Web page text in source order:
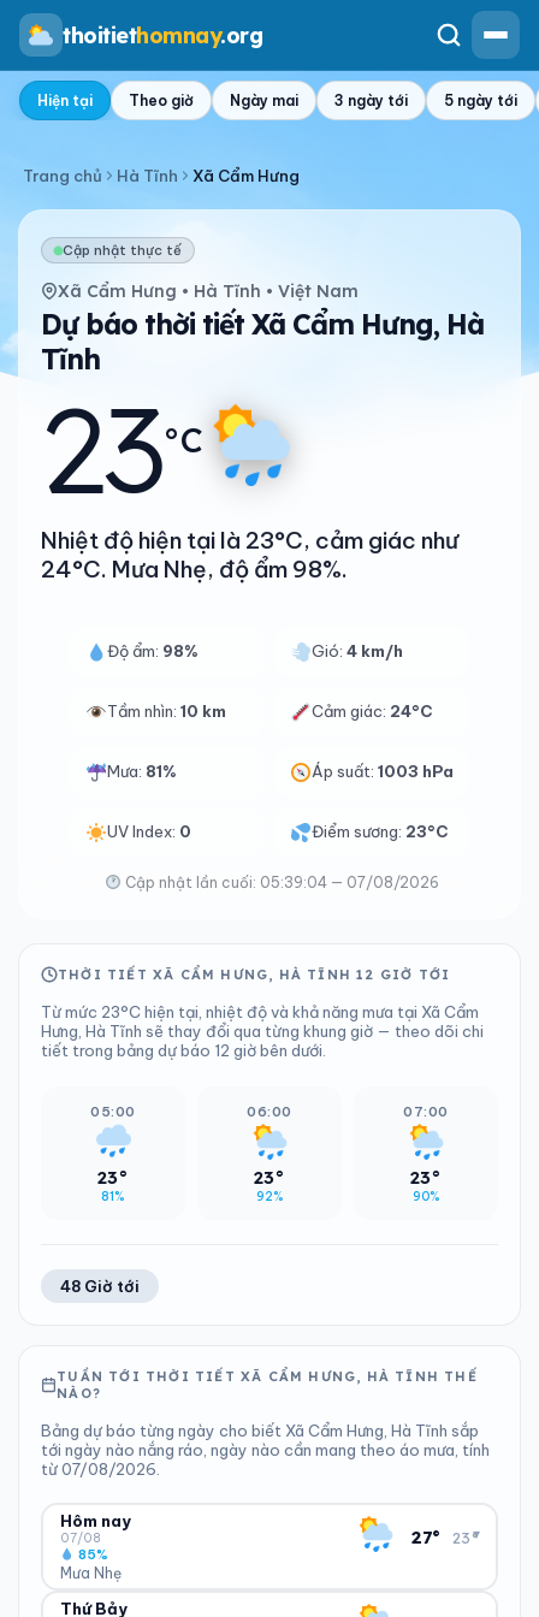
thoitiethomnay.org
Hiện tại Theo giờ Ngày mai 3 ngày tới 5 ngày tới
Trang chủ Hà Tĩnh Xã Cẩm Hưng
Cập nhật thực tế
Xã Cẩm Hưng • Hà Tĩnh • Việt Nam
Dự báo thời tiết Xã Cẩm Hưng, Hà
Tĩnh
23°C
Nhiệt độ hiện tại là 23°C, cảm giác như
24°C. Mưa Nhẹ, độ ẩm 98%.
Độ ẩm: 98% Gió:4 km/h
Tầm nhìn: 10 km Cảm giác: 24°C
Mưa: 81% Áp suất:1003 hPa
UV Index: 0 Điểm sương: 23°C
Cập nhật lần cuối: 05:39:04 — 07/08/2026
THỜI TIẾT XÃ CẨM HƯNG, HÀ TĨNH 12 GIỜ TỚI
Từ mức 23°C hiện tại, nhiệt độ và khả năng mưa tại Xã Cẩm
Hưng, Hà Tĩnh sẽ thay đổi qua từng khung giờ — theo dõi chi
tiết trong bảng dự báo 12 giờ bên dưới.
05:00
23°
81%
06:00
23°
92%
07:00
23°
90%
48 Giờ tới
TUẦN TỚI THỜI TIẾT XÃ CẨM HƯNG, HÀ TĨNH THẾ
NÀO?
Bảng dự báo từng ngày cho biết Xã Cẩm Hưng, Hà Tĩnh sắp
tới ngày nào nắng ráo, ngày nào cần mang theo áo mưa, tính
từ 07/08/2026.
Hôm nay
07/08
Mưa Nhẹ
85%
27° 23°
▾
ĐỘ ẨM
Thứ Bảy